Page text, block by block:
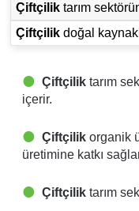
Çiftçilik tarım
Çiftçilik doğal
Çiftçilik tarım
içerir.
Çiftçilik organik
üretimine katkı
Çiftçilik tarım